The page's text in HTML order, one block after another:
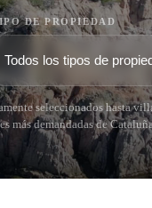
DE PROPIEDAD
seleccionados hasta
más demandadas de